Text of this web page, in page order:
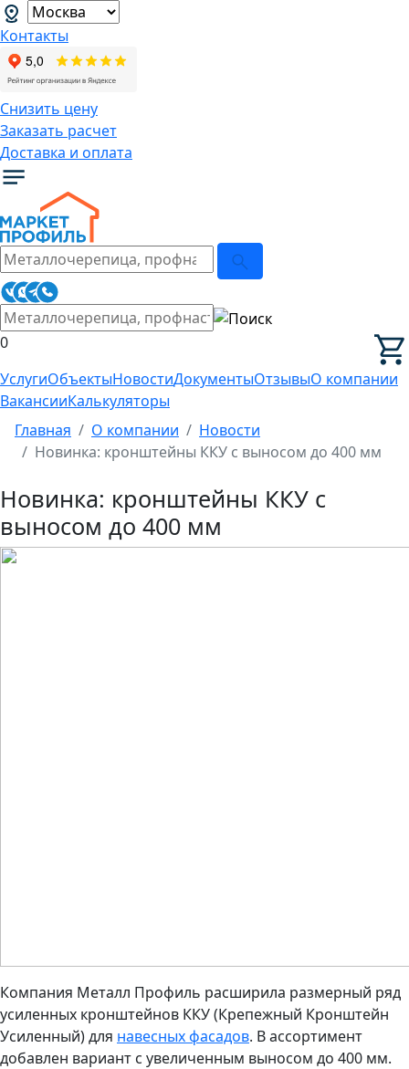
Контакты
Снизить цену
Заказать расчет
Доставка и оплата
0
УслугиОбъектыНовостиДокументыОтзывыО компании
ВакансииКалькуляторы
Главная
О компании
Новости
Новинка: кронштейны ККУ с выносом до 400 мм
Новинка: кронштейны ККУ с
выносом до 400 мм
Компания Металл Профиль расширила размерный ряд
усиленных кронштейнов ККУ (Крепежный Кронштейн
Усиленный) для навесных фасадов. В ассортимент
добавлен вариант с увеличенным выносом до 400 мм.